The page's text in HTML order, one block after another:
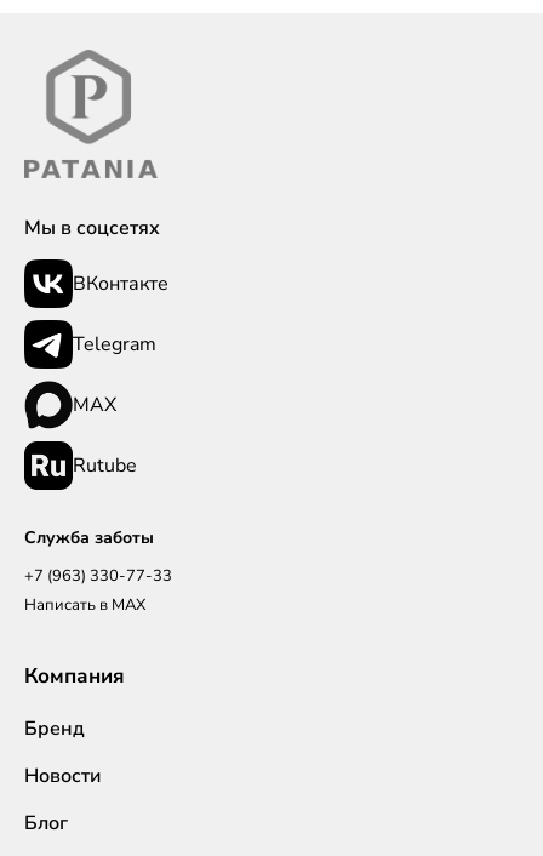
Мы в соцсетях
ВКонтакте
Telegram
MAX
Rutube
Служба заботы
+7 (963) 330-77-33
Написать в MAX
Компания
Бренд
Новости
Блог